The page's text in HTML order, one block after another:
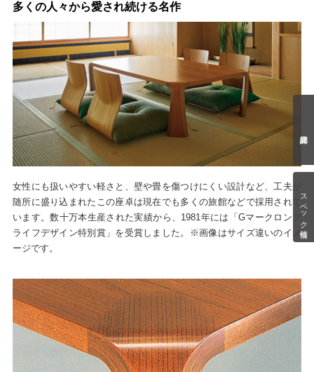
スペック情報
多くの人々から愛され続ける名作
女性にも扱いやすい軽さと、壁や畳を傷つけにくい設計など、工夫が
随所に盛り込まれたこの座卓は現在でも多くの旅館などで採用されて
います。数十万本生産された実績から、1981年には「Gマークロング
ライフデザイン特別賞」を受賞しました。※画像はサイズ違いのイメ
ージです。